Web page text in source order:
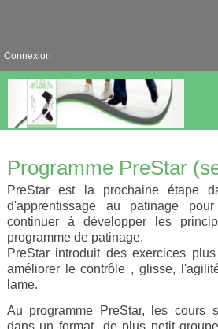
Connexion
Programme PreStar
PreStar est la prochaine étape
d'apprentissage au patinage
continuer à développer les
programme de patinage.
PreStar introduit des exercices
améliorer le contrôle , glisse,
lame.
Au programme PreStar, les cours
dans un format de plus petit